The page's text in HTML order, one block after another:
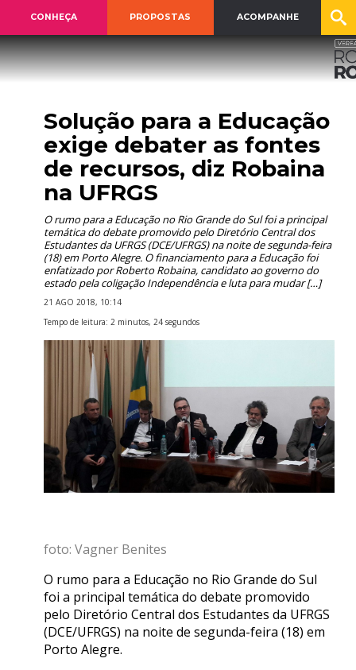
CONHEÇA PROPOSTAS ACOMPANHE
Solução para a Educação
exige debater as fontes
de recursos, diz Robaina
na UFRGS
O rumo para a Educação no Rio Grande do Sul foi a principal
temática do debate promovido pelo Diretório Central dos
Estudantes da UFRGS (DCE/UFRGS) na noite de segunda-feira
(18) em Porto Alegre. O financiamento para a Educação foi
enfatizado por Roberto Robaina, candidato ao governo do
estado pela coligação Independência e luta para mudar […]
21 AGO 2018, 10:14
Tempo de leitura: 2 minutos, 24 segundos
foto: Vagner Benites
O rumo para a Educação no Rio Grande do Sul
foi a principal temática do debate promovido
pelo Diretório Central dos Estudantes da UFRGS
(DCE/UFRGS) na noite de segunda-feira (18) em
Porto Alegre.